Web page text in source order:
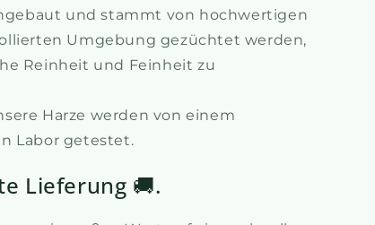
und stammt von hochwertigen
Umgebung gezüchtet werden,
Reinheit und Feinheit zu
Harze werden von einem
Labor getestet.
Lieferung 🚚.